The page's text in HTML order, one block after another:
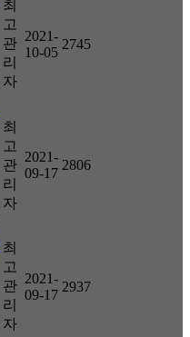
최
고
관
리
자
2021-
10-05
2745
최
고
관
리
자
2021-
09-17
2806
최
고
관
리
자
2021-
09-17
2937